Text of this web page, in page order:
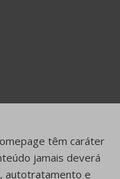
têm caráter
jamais deverá
autotratamento e